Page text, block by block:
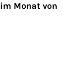
Monat von